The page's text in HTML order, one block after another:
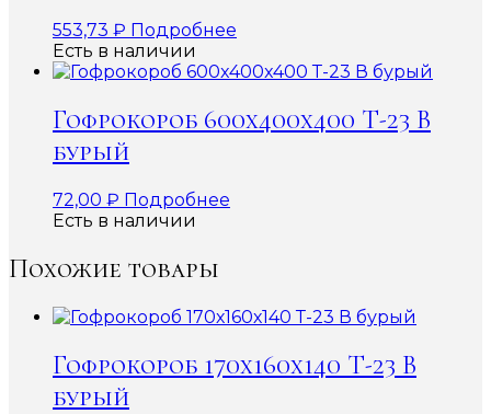
553,73 ₽ Подробнее
Есть в наличии
Гофрокороб 600x400x400 Т-23 В
бурый
72,00 ₽ Подробнее
Есть в наличии
Похожие товары
Гофрокороб 170х160х140 Т-23 В
бурый